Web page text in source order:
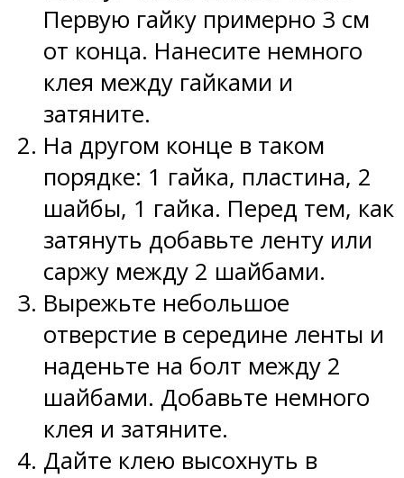
Первую гайку примерно 3 см
от конца. Нанесите немного
клея между гайками и
затяните.
На другом конце в таком
порядке: 1 гайка, пластина, 2
шайбы, 1 гайка. Перед тем, как
затянуть добавьте ленту или
саржу между 2 шайбами.
Вырежьте небольшое
отверстие в середине ленты и
наденьте на болт между 2
шайбами. Добавьте немного
клея и затяните.
Дайте клею высохнуть в